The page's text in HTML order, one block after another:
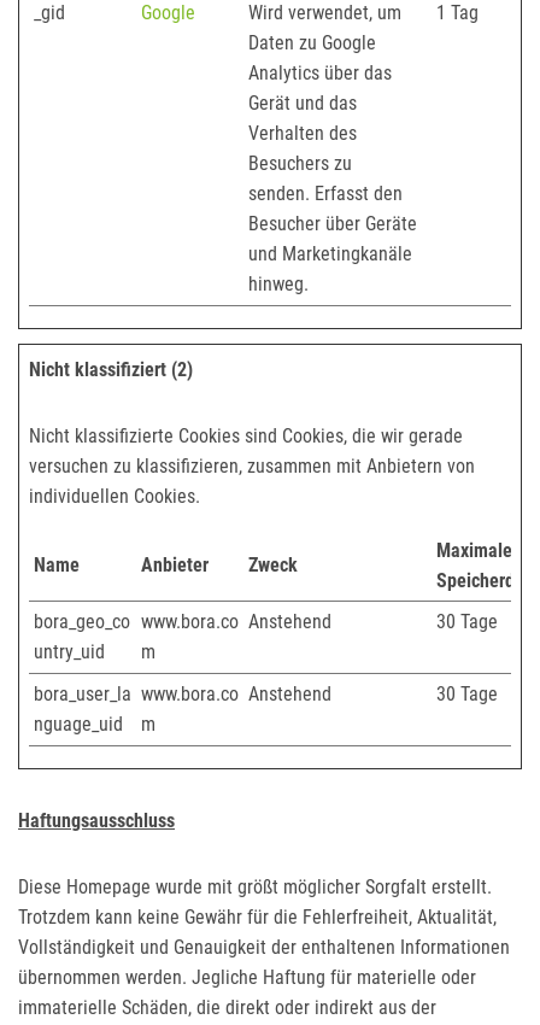
_gid Google
Wird verwendet, um
Daten zu Google
Analytics über das
Gerät und das
Verhalten des
Besuchers zu
senden. Erfasst den
Besucher über Geräte
und Marketingkanäle
hinweg.
1 Tag
Nicht klassifiziert (2)
Nicht klassifizierte Cookies sind Cookies, die wir gerade
versuchen zu klassifizieren, zusammen mit Anbietern von
individuellen Cookies.
Name Anbieter Zweck
Maximale
bora_geo_co
untry_uid
www.bora.co
m
Anstehend 30 Tage
bora_user_la
nguage_uid
www.bora.co
m
Anstehend 30 Tage
Haftungsausschluss
Diese Homepage wurde mit größt möglicher Sorgfalt erstellt.
Trotzdem kann keine Gewähr für die Fehlerfreiheit, Aktualität,
Vollständigkeit und Genauigkeit der enthaltenen Informationen
übernommen werden. Jegliche Haftung für materielle oder
immaterielle Schäden, die direkt oder indirekt aus der